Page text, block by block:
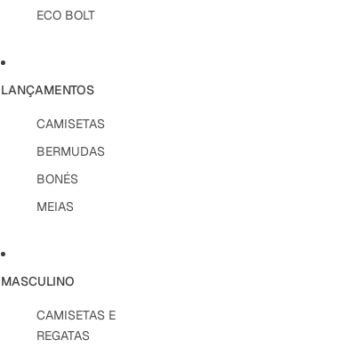
ECO BOLT
LANÇAMENTOS
CAMISETAS
BERMUDAS
BONÉS
MEIAS
MASCULINO
CAMISETAS E
REGATAS